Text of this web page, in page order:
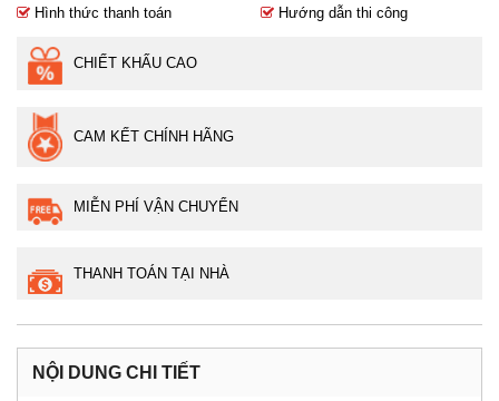
Hình thức thanh toán
Hướng dẫn thi công
CHIẾT KHẤU CAO
CAM KẾT CHÍNH HÃNG
MIỄN PHÍ VẬN CHUYỂN
THANH TOÁN TẠI NHÀ
NỘI DUNG CHI TIẾT